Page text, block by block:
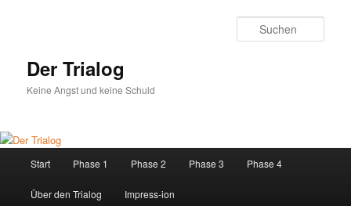
Der Trialog
Keine Angst und keine Schuld
Start Phase 1 Phase 2 Phase 3 Phase 4
Über den Trialog Impress-ion